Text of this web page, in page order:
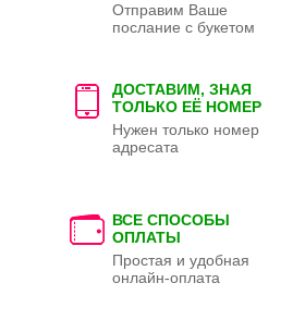
Отправим Ваше
послание с букетом
ДОСТАВИМ, ЗНАЯ
ТОЛЬКО ЕЁ НОМЕР
Нужен только номер
адресата
ВСЕ СПОСОБЫ
ОПЛАТЫ
Простая и удобная
онлайн-оплата